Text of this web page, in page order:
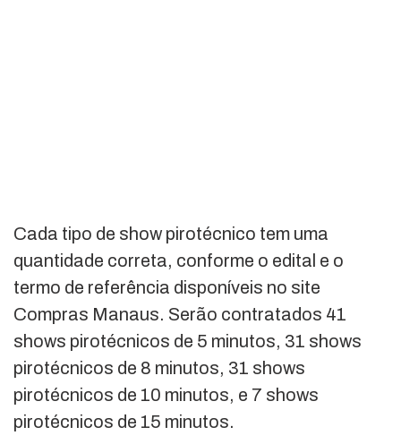
Cada tipo de show pirotécnico tem uma
quantidade correta, conforme o edital e o
termo de referência disponíveis no site
Compras Manaus. Serão contratados 41
shows pirotécnicos de 5 minutos, 31 shows
pirotécnicos de 8 minutos, 31 shows
pirotécnicos de 10 minutos, e 7 shows
pirotécnicos de 15 minutos.